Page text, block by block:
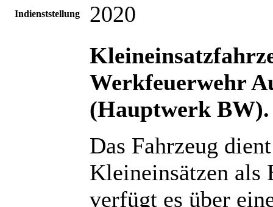
Indienststellung
2020
Werkfeuerwehr
(Hauptwerk BW).
Das Fahrzeug
Kleineinsätzen als
verfügt es über